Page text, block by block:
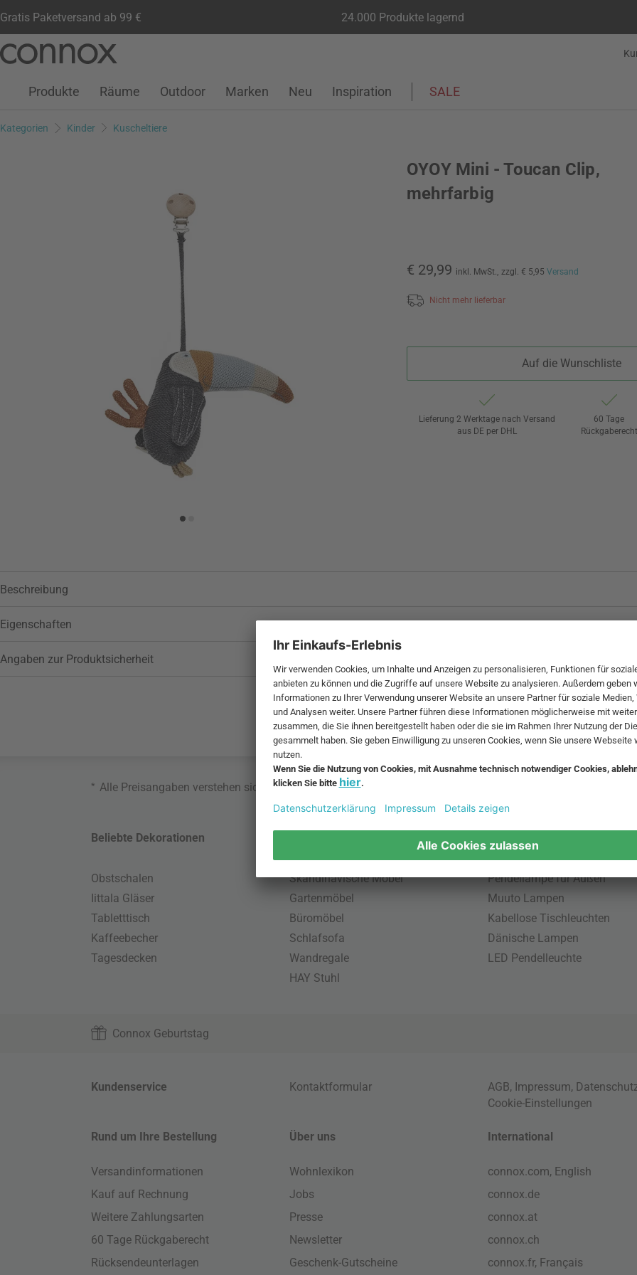
Gratis Paketversand ab 99 € 24.000 Produkte lagernd
Seiteninhalt
Suchfeld
Kundenkonto
Wunschliste
Warenkorb
Produkte Räume Outdoor Marken Neu Inspiration SALE
Kategorien Kinder Kuscheltiere
OYOY Mini - Toucan Clip,
mehrfarbig
€ 29,99 inkl. MwSt., zzgl. € 5,95 Versand
Nicht mehr lieferbar
Auf die Wunschliste
Lieferung 2 Werktage nach Versand
aus DE per DHL
60 Tage
Rückgaberecht
Beschreibung
Eigenschaften
Angaben zur Produktsicherheit
* Alle Preisangaben verstehen sich inklusive MwSt. und zzgl.
Beliebte Dekorationen
Obstschalen
Iittala Gläser
Tabletttisch
Kaffeebecher
Tagesdecken
Skandinavische Möbel
Gartenmöbel
Büromöbel
Schlafsofa
Wandregale
HAY Stuhl
Beliebte Leuchten
Pendellampe für Außen
Muuto Lampen
Kabellose Tischleuchten
Dänische Lampen
LED Pendelleuchte
Connox Geburtstag
Kundenservice Kontaktformular AGB, Impressum,
Cookie-Einstellungen
Rund um Ihre Bestellung
Versandinformationen
Kauf auf Rechnung
Weitere Zahlungsarten
60 Tage Rückgaberecht
Rücksendeunterlagen
Über uns
Wohnlexikon
Jobs
Presse
Newsletter
Geschenk-Gutscheine
International
connox.com, English
connox.de
connox.at
connox.ch
connox.fr, Français